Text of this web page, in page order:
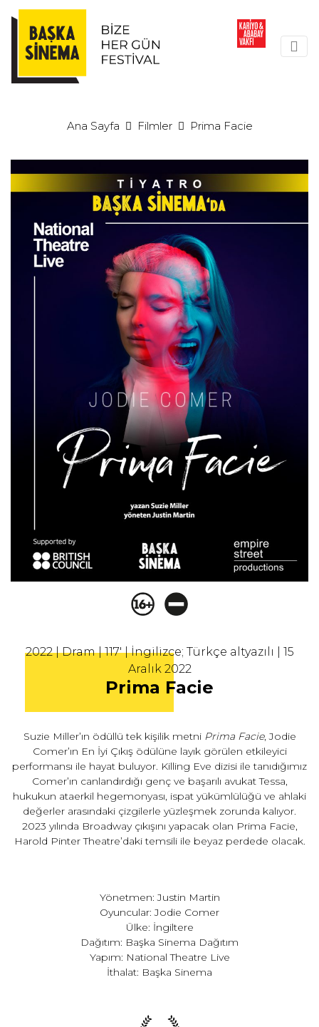
Ana Sayfa Filmler Prima Facie
2022 | Dram | 117' | İngilizce; Türkçe altyazılı | 15
Aralık 2022
Prima Facie
Suzie Miller’ın ödüllü tek kişilik metni Prima Facie, Jodie
Comer’ın En İyi Çıkış ödülüne layık görülen etkileyici
performansı ile hayat buluyor. Killing Eve dizisi ile tanıdığımız
Comer’ın canlandırdığı genç ve başarılı avukat Tessa,
hukukun ataerkil hegemonyası, ispat yükümlülüğü ve ahlaki
değerler arasındaki çizgilerle yüzleşmek zorunda kalıyor.
2023 yılında Broadway çıkışını yapacak olan Prima Facie,
Harold Pinter Theatre’daki temsili ile beyaz perdede olacak.
Yönetmen: Justin Martin
Oyuncular: Jodie Comer
Ülke: İngiltere
Dağıtım: Başka Sinema Dağıtım
Yapım: National Theatre Live
İthalat: Başka Sinema